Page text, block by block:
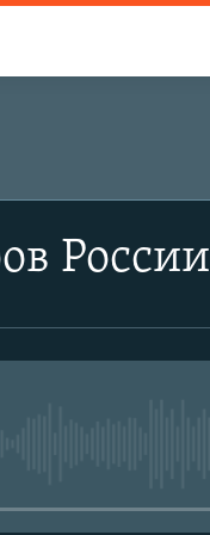
России